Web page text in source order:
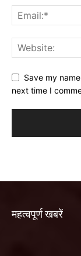
Save my
next time I
महत्वपूर्ण खबरें